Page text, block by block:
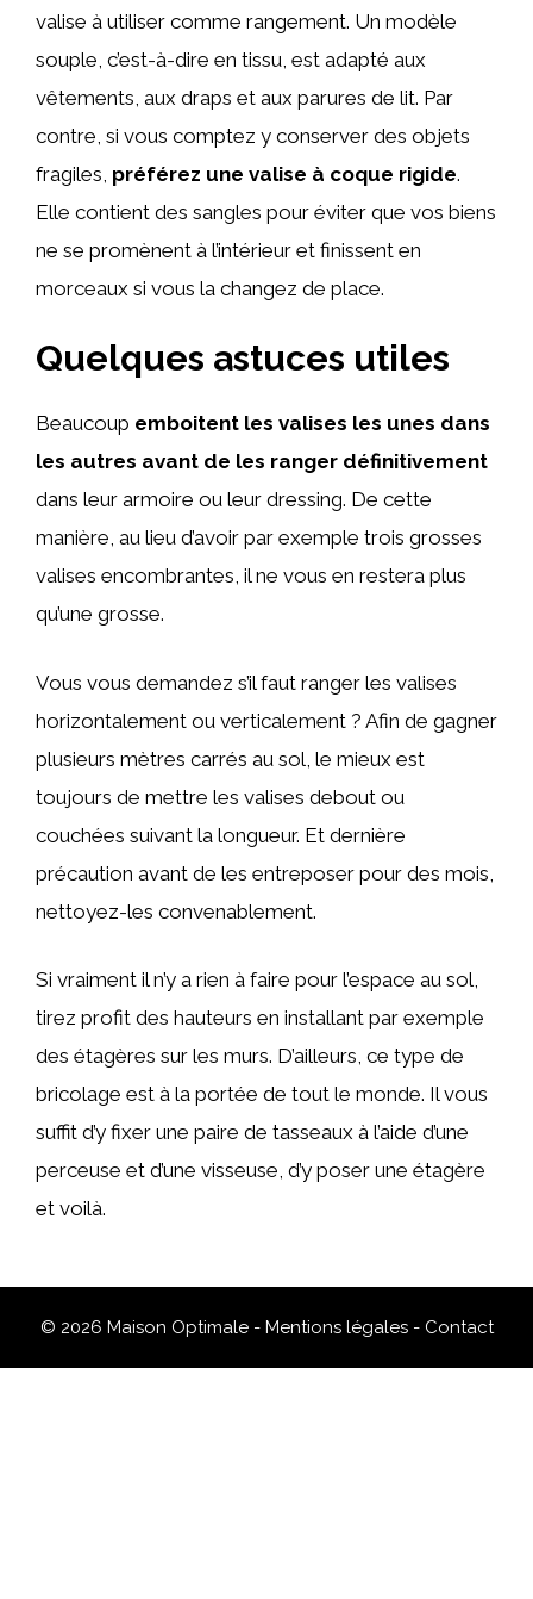
valise à utiliser comme rangement. Un modèle
souple, c’est-à-dire en tissu, est adapté aux
vêtements, aux draps et aux parures de lit. Par
contre, si vous comptez y conserver des objets
fragiles, préférez une valise à coque rigide.
Elle contient des sangles pour éviter que vos biens
ne se promènent à l’intérieur et finissent en
morceaux si vous la changez de place.
Quelques astuces utiles
Beaucoup emboitent les valises les unes dans
les autres avant de les ranger définitivement
dans leur armoire ou leur dressing. De cette
manière, au lieu d’avoir par exemple trois grosses
valises encombrantes, il ne vous en restera plus
qu’une grosse.
Vous vous demandez s’il faut ranger les valises
horizontalement ou verticalement ? Afin de gagner
plusieurs mètres carrés au sol, le mieux est
toujours de mettre les valises debout ou
couchées suivant la longueur. Et dernière
précaution avant de les entreposer pour des mois,
nettoyez-les convenablement.
Si vraiment il n’y a rien à faire pour l’espace au sol,
tirez profit des hauteurs en installant par exemple
des étagères sur les murs. D’ailleurs, ce type de
bricolage est à la portée de tout le monde. Il vous
suffit d’y fixer une paire de tasseaux à l’aide d’une
perceuse et d’une visseuse, d’y poser une étagère
et voilà.
© 2026 Maison Optimale - Mentions légales- Contact